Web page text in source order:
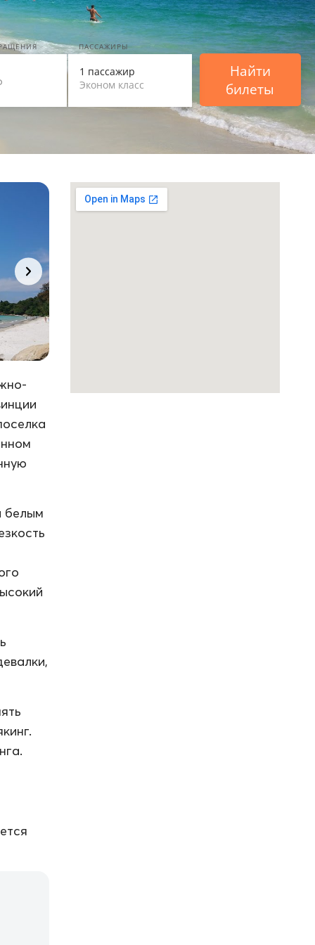
ПАССАЖИРЫ
1 пассажир
Эконом класс
Найти
билеты
белым